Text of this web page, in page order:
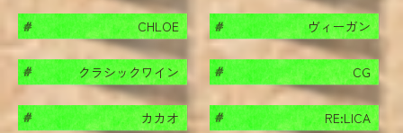
# CHLOE # ヴィーガン
# クラシックワイン # CG
# カカオ # RE:LICA